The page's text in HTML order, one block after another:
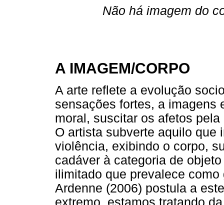
Não há imagem do
A IMAGEM/CORPO
A arte reflete a evolução
sensações fortes, a imagens
moral, suscitar os afetos
O artista subverte aquilo que
violência, exibindo o corpo,
cadáver à categoria de
ilimitado que prevalece
Ardenne (2006) postula a
extremo, estamos tratando